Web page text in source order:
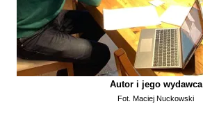
Autor i jego wydawca
Fot. Maciej Nuckowski